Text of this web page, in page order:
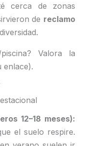
cerca de zonas
de reclamo
Valora la
enlace).
12–18 meses):
el suelo respire.